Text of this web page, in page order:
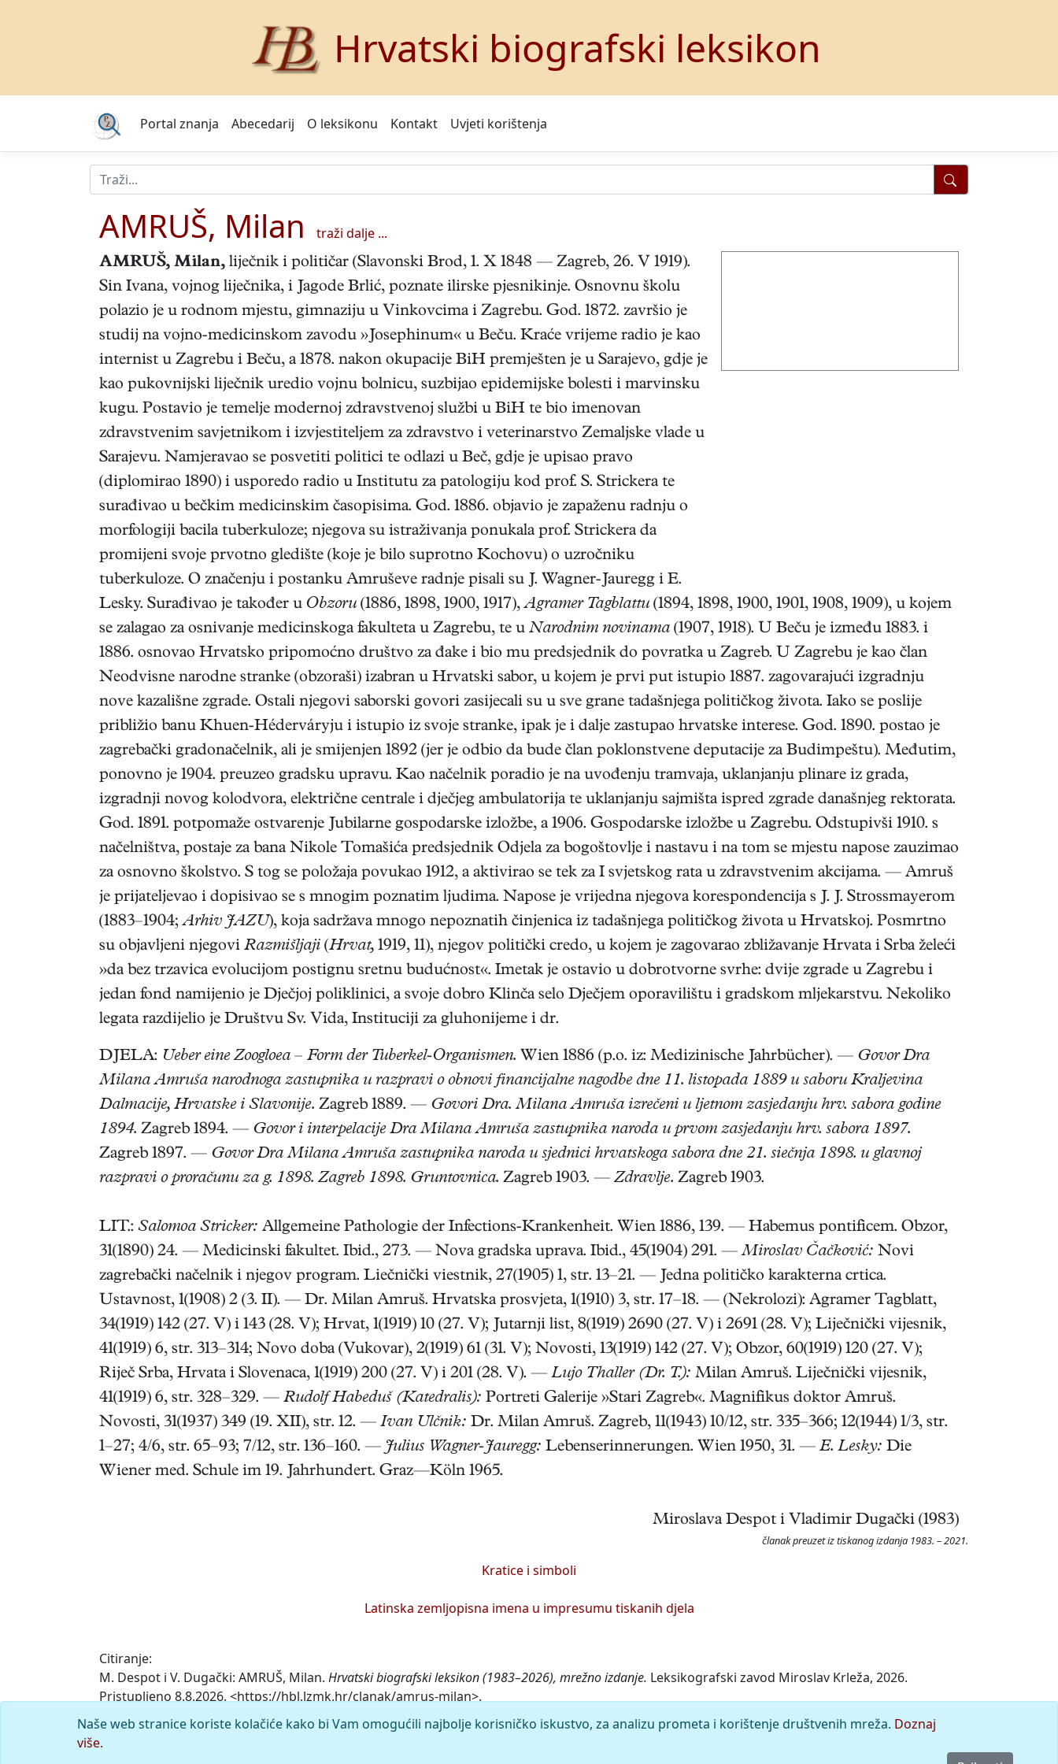
Hrvatski biografski leksikon
Portal znanja Abecedarij O leksikonu Kontakt Uvjeti korištenja
AMRUŠ, Milan traži dalje ...
AMRUŠ, Milan, liječnik i političar (Slavonski Brod, 1. X 1848 — Zagreb, 26. V 1919).
Sin Ivana, vojnog liječnika, i Jagode Brlić, poznate ilirske pjesnikinje. Osnovnu školu
polazio je u rodnom mjestu, gimnaziju u Vinkovcima i Zagrebu. God. 1872. završio je
studij na vojno-medicinskom zavodu »Josephinum« u Beču. Kraće vrijeme radio je kao
internist u Zagrebu i Beču, a 1878. nakon okupacije BiH premješten je u Sarajevo, gdje je
kao pukovnijski liječnik uredio vojnu bolnicu, suzbijao epidemijske bolesti i marvinsku
kugu. Postavio je temelje modernoj zdravstvenoj službi u BiH te bio imenovan
zdravstvenim savjetnikom i izvjestiteljem za zdravstvo i veterinarstvo Zemaljske vlade u
Sarajevu. Namjeravao se posvetiti politici te odlazi u Beč, gdje je upisao pravo
(diplomirao 1890) i usporedo radio u Institutu za patologiju kod prof. S. Strickera te
surađivao u bečkim medicinskim časopisima. God. 1886. objavio je zapaženu radnju o
morfologiji bacila tuberkuloze; njegova su istraživanja ponukala prof. Strickera da
promijeni svoje prvotno gledište (koje je bilo suprotno Kochovu) o uzročniku
tuberkuloze. O značenju i postanku Amruševe radnje pisali su J. Wagner-Jauregg i E.
Lesky. Surađivao je također u Obzoru (1886, 1898, 1900, 1917),Agramer Tagblattu (1894, 1898, 1900, 1901, 1908, 1909), u kojem
se zalagao za osnivanje medicinskoga fakulteta u Zagrebu, te u Narodnim novinama (1907, 1918). U Beču je između 1883. i
1886. osnovao Hrvatsko pripomoćno društvo za đake i bio mu predsjednik do povratka u Zagreb. U Zagrebu je kao član
Neodvisne narodne stranke (obzoraši) izabran u Hrvatski sabor, u kojem je prvi put istupio 1887. zagovarajući izgradnju
nove kazališne zgrade. Ostali njegovi saborski govori zasijecali su u sve grane tadašnjega političkog života. Iako se poslije
približio banu Khuen-Héderváryju i istupio iz svoje stranke, ipak je i dalje zastupao hrvatske interese. God. 1890. postao je
zagrebački gradonačelnik, ali je smijenjen 1892 (jer je odbio da bude član poklonstvene deputacije za Budimpeštu). Međutim,
ponovno je 1904. preuzeo gradsku upravu. Kao načelnik poradio je na uvođenju tramvaja, uklanjanju plinare iz grada,
izgradnji novog kolodvora, električne centrale i dječjeg ambulatorija te uklanjanju sajmišta ispred zgrade današnjeg rektorata.
God. 1891. potpomaže ostvarenje Jubilarne gospodarske izložbe, a 1906. Gospodarske izložbe u Zagrebu. Odstupivši 1910. s
načelništva, postaje za bana Nikole Tomašića predsjednik Odjela za bogoštovlje i nastavu i na tom se mjestu napose zauzimao
za osnovno školstvo. S tog se položaja povukao 1912, a aktivirao se tek za I svjetskog rata u zdravstvenim akcijama. — Amruš
je prijateljevao i dopisivao se s mnogim poznatim ljudima. Napose je vrijedna njegova korespondencija s J. J. Strossmayerom
(1883–1904;Arhiv JAZU), koja sadržava mnogo nepoznatih činjenica iz tadašnjega političkog života u Hrvatskoj. Posmrtno
su objavljeni njegovi Razmišljaji (Hrvat, 1919, 11), njegov politički credo, u kojem je zagovarao zbližavanje Hrvata i Srba želeći
»da bez trzavica evolucijom postignu sretnu budućnost«. Imetak je ostavio u dobrotvorne svrhe: dvije zgrade u Zagrebu i
jedan fond namijenio je Dječjoj poliklinici, a svoje dobro Klinča selo Dječjem oporavilištu i gradskom mljekarstvu. Nekoliko
legata razdijelio je Društvu Sv. Vida, Instituciji za gluhonijeme i dr.
DJELA: Ueber eine Zoogloea – Form der Tuberkel-Organismen. Wien 1886 (p.o. iz: Medizinische Jahrbücher). — Govor Dra
Milana Amruša narodnoga zastupnika u razpravi o obnovi financijalne nagodbe dne 11. listopada 1889 u saboru Kraljevina
Dalmacije, Hrvatske i Slavonije. Zagreb 1889. — Govori Dra. Milana Amruša izrečeni u ljetnom zasjedanju hrv. sabora godine
1894. Zagreb 1894. — Govor i interpelacije Dra Milana Amruša zastupnika naroda u prvom zasjedanju hrv. sabora 1897.
Zagreb 1897. — Govor Dra Milana Amruša zastupnika naroda u sjednici hrvatskoga sabora dne 21. siečnja 1898. u glavnoj
razpravi o proračunu za g. 1898. Zagreb 1898. Gruntovnica. Zagreb 1903. —Zdravlje. Zagreb 1903.
LIT.: Salomoa Stricker: Allgemeine Pathologie der Infections-Krankenheit. Wien 1886, 139. — Habemus pontificem. Obzor,
31(1890) 24. — Medicinski fakultet. Ibid., 273. — Nova gradska uprava. Ibid., 45(1904) 291. —Miroslav Čačković: Novi
zagrebački načelnik i njegov program. Liečnički viestnik, 27(1905) 1, str. 13–21. — Jedna političko karakterna crtica.
Ustavnost, 1(1908) 2 (3. II). — Dr. Milan Amruš. Hrvatska prosvjeta, 1(1910) 3, str. 17–18. — (Nekrolozi): Agramer Tagblatt,
34(1919) 142 (27. V) i 143 (28. V); Hrvat, 1(1919) 10 (27. V); Jutarnji list, 8(1919) 2690 (27. V) i 2691 (28. V); Liječnički vijesnik,
41(1919) 6, str. 313–314; Novo doba (Vukovar), 2(1919) 61 (31. V); Novosti, 13(1919) 142 (27. V); Obzor, 60(1919) 120 (27. V);
Riječ Srba, Hrvata i Slovenaca, 1(1919) 200 (27. V) i 201 (28. V). — Lujo Thaller (Dr. T.): Milan Amruš. Liječnički vijesnik,
41(1919) 6, str. 328–329. — Rudolf Habeduš (Katedralis): Portreti Galerije »Stari Zagreb«. Magnifikus doktor Amruš.
Novosti, 31(1937) 349 (19. XII), str. 12. — Ivan Ulčnik: Dr. Milan Amruš. Zagreb, 11(1943) 10/12, str. 335–366; 12(1944) 1/3, str.
1–27; 4/6, str. 65–93; 7/12, str. 136–160. —Julius Wagner-Jauregg: Lebenserinnerungen. Wien 1950, 31. — E. Lesky: Die
Wiener med. Schule im 19. Jahrhundert. Graz—Köln 1965.
Miroslava Despot i Vladimir Dugački (1983)
članak preuzet iz tiskanog izdanja 1983. – 2021.
Kratice i simboli
Latinska zemljopisna imena u impresumu tiskanih djela
Citiranje:
M. Despot i V. Dugački: AMRUŠ, Milan. Hrvatski biografski leksikon (1983–2026), mrežno izdanje. Leksikografski zavod Miroslav Krleža, 2026.
Pristupljeno 8.8.2026. <https://hbl.lzmk.hr/clanak/amrus-milan>.
Komentar
Naše web stranice koriste kolačiće kako bi Vam omogućili najbolje korisničko iskustvo, za analizu prometa i korištenje društvenih mreža. Doznaj
više.